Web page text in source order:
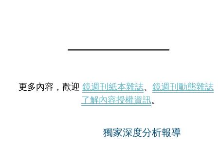
更多內容，歡迎 鏡週刊紙本雜誌、 鏡週刊動態雜誌
了解內容授權資訊。
獨家深度分析報導